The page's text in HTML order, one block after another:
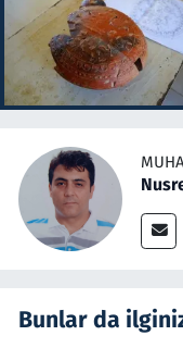
Bunlar da